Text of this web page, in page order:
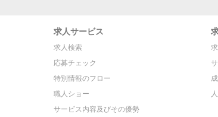
求人サービス
求人検索
応募チェック
特別情報のフロー
職人ショー
サービス内容及びその優勢